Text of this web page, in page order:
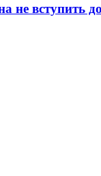
не вступить